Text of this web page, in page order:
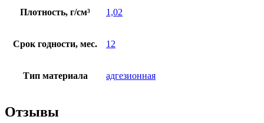
Плотность, г/см³ 1,02
Срок годности, мес. 12
Тип материала адгезионная
Отзывы